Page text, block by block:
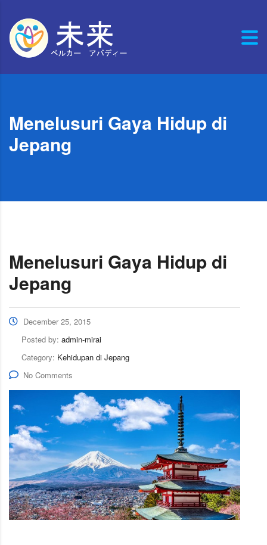
Menelusuri Gaya Hidup di
Jepang
Menelusuri Gaya Hidup di
Jepang
December 25, 2015
Posted by: admin-mirai
Category: Kehidupan di Jepang
No Comments